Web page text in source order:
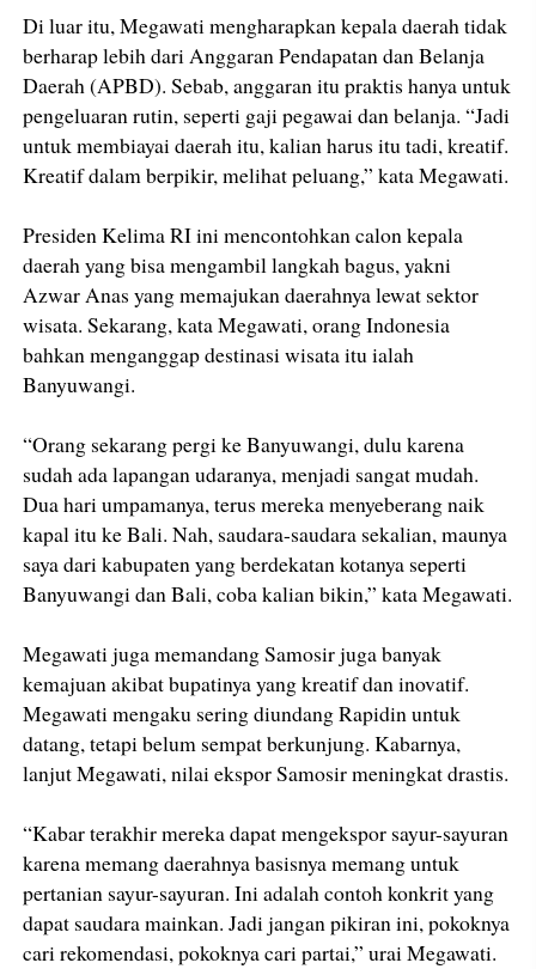
Di luar itu, Megawati mengharapkan kepala daerah tidak
berharap lebih dari Anggaran Pendapatan dan Belanja
Daerah (APBD). Sebab, anggaran itu praktis hanya untuk
pengeluaran rutin, seperti gaji pegawai dan belanja. “Jadi
untuk membiayai daerah itu, kalian harus itu tadi, kreatif.
Kreatif dalam berpikir, melihat peluang,” kata Megawati.
Presiden Kelima RI ini mencontohkan calon kepala
daerah yang bisa mengambil langkah bagus, yakni
Azwar Anas yang memajukan daerahnya lewat sektor
wisata. Sekarang, kata Megawati, orang Indonesia
bahkan menganggap destinasi wisata itu ialah
Banyuwangi.
“Orang sekarang pergi ke Banyuwangi, dulu karena
sudah ada lapangan udaranya, menjadi sangat mudah.
Dua hari umpamanya, terus mereka menyeberang naik
kapal itu ke Bali. Nah, saudara-saudara sekalian, maunya
saya dari kabupaten yang berdekatan kotanya seperti
Banyuwangi dan Bali, coba kalian bikin,” kata Megawati.
Megawati juga memandang Samosir juga banyak
kemajuan akibat bupatinya yang kreatif dan inovatif.
Megawati mengaku sering diundang Rapidin untuk
datang, tetapi belum sempat berkunjung. Kabarnya,
lanjut Megawati, nilai ekspor Samosir meningkat drastis.
“Kabar terakhir mereka dapat mengekspor sayur-sayuran
karena memang daerahnya basisnya memang untuk
pertanian sayur-sayuran. Ini adalah contoh konkrit yang
dapat saudara mainkan. Jadi jangan pikiran ini, pokoknya
cari rekomendasi, pokoknya cari partai,” urai Megawati.